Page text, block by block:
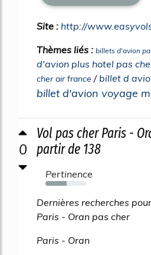
Site : http://
Thèmes liés : billets d'avion
d'avion plus hotel pas
cher air france / billet d
billet d'avion voyage
0
Vol pas cher Paris -
partir de 138
Pertinence
51%
Dernières recherches
Paris - Oran pas cher
Paris - Oran